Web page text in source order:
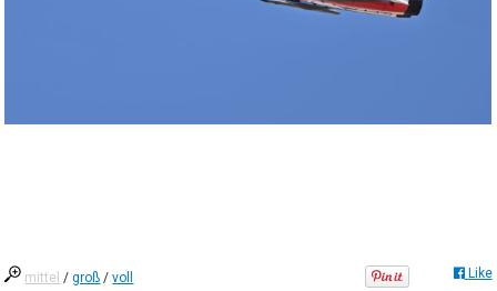
mittel /groß /voll Like